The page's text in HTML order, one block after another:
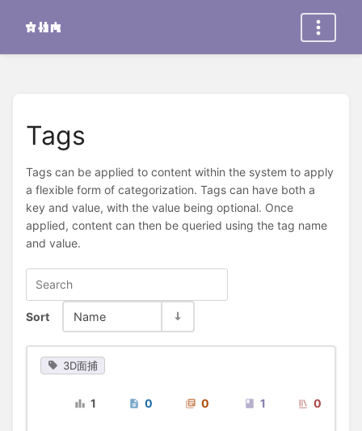
Tags
Tags can be applied to content within the system to apply
a flexible form of categorization. Tags can have both a
key and value, with the value being optional. Once
applied, content can then be queried using the tag name
and value.
Sort Name
3D面捕
1 0 0 1 0